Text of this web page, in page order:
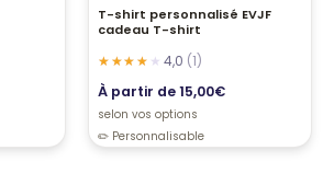
T-shirt personnalisé EVJF
cadeau T-shirt
4,0 (1)
À partir de15,00€
selon vos options